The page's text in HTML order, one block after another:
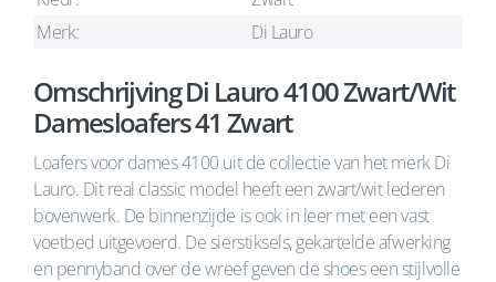
Merk:
Di Lauro
Omschrijving Di Lauro 4100 Zwart/Wit
Damesloafers 41 Zwart
Loafers voor dames 4100 uit de collectie van het merk Di
Lauro. Dit real classic model heeft een zwart/wit lederen
bovenwerk. De binnenzijde is ook in leer met een vast
voetbed uitgevoerd. De sierstiksels, gekartelde afwerking
en pennyband over de wreef geven de shoes een stijlvolle